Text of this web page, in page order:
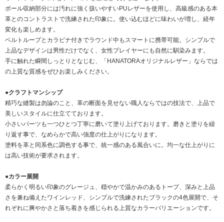
ボール収納部分には汚れに強く扱いやすいPUレザーを使用し、高級感のある本
革とのコントラストで洗練された印象に。使い込むほどに味わいが増し、経年
変化も楽しめます。
ベルトループとカラビナ付きでラウンド中もスマートに携帯可能。シンプルで
上品なデザインは男性だけでなく、女性プレイヤーにも自然に馴染みます。
手に触れた瞬間しっとりとなじむ、「HANATORAオリジナルレザー」ならでは
の上質な質感をぜひお楽しみください。
●クラフトマンシップ
精巧な縫製は勿論のこと、革の断面を見せない職人ならではの技法で、上品で
美しいスタイルに仕立てております。
小さいパーツも一つひとつ丁寧に磨いて塗り上げております。磨きと塗りを繰
り返す事で、なめらかで高い強度の仕上がりになります。
塗料を革と同系色に調色する事で、統一感のある風合いに。均一な仕上がりに
は高い技術が要求されます。
●カラー展開
柔らかく明るい印象のグレージュ、穏やかで温かみのあるトープ、深みと上品
さを兼ね備えたワインレッド、シンプルで洗練されたブラックの4色展開で、そ
れぞれに爽やかさと落ち着きを感じられる上質なカラーバリエーションです。